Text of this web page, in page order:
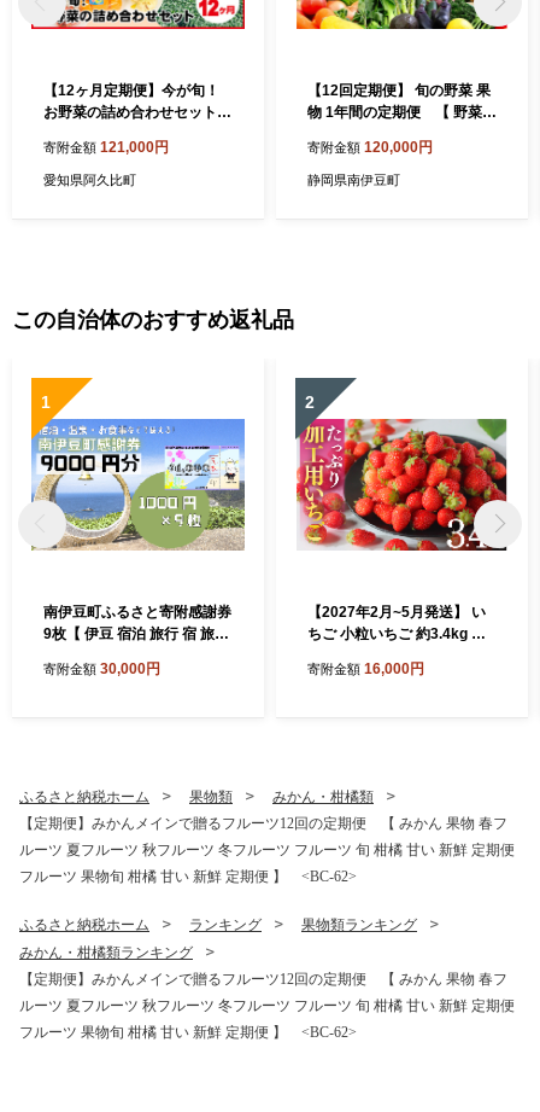
【12ヶ月定期便】今が旬！
お野菜の詰め合わせセット
野菜セット 新鮮 冷蔵 春 夏
秋 冬 8〜10種 おまかせ 食材
寄附金額 121,000円
愛知県阿久比町
【12回定期便】 旬の野菜 果
物 1年間の定期便 【 野菜定
物 くだもの フルーツ セット
詰め合わせ 春野菜 夏野菜 秋
寄附金額 120,000円
静岡県南伊豆町
この自治体のおすすめ返礼品
1
南伊豆町ふるさと寄附感謝券
9枚【 伊豆 宿泊 旅行 宿 旅館
ティ 南伊豆 クーポン 宿泊券
寄附金額 30,000円
2
【2027年2月~5月発送】 い
ちご 小粒いちご 約3.4kg 恋
ちご 大容量 加工用 イチゴ st
ゼント 贈物 贈答 ケーキ ふる
さと納税 ふるさと納税苺 い
ちご 静岡県 南伊豆町 みなみ
のいちご園 <AA-29>
寄附金額 16,000円
ふるさと納税ホーム 果物類
みかん・柑橘類
【定期便】みかんメインで贈るフルーツ12回の定期便 【 みかん 果物 春フ
ルーツ 夏フルーツ 秋フルーツ 冬フルーツ フルーツ 旬 柑橘 甘い 新鮮 定期便
フルーツ 果物旬 柑橘 甘い 新鮮 定期便 】 <BC-62>
ふるさと納税ホーム ランキング
果物類ランキング
みかん・柑橘類ランキング
【定期便】みかんメインで贈るフルーツ12回の定期便 【 みかん 果物 春フ
ルーツ 夏フルーツ 秋フルーツ 冬フルーツ フルーツ 旬 柑橘 甘い 新鮮 定期便
フルーツ 果物旬 柑橘 甘い 新鮮 定期便 】 <BC-62>